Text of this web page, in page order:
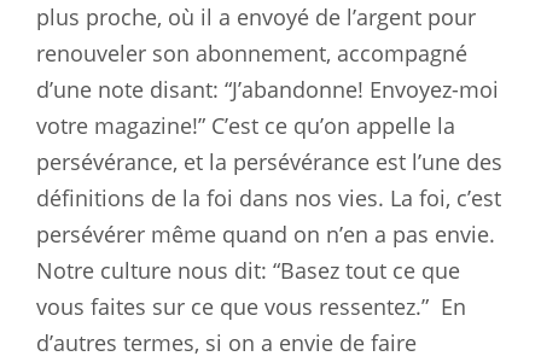
plus proche, où il a envoyé de l’argent pour
renouveler son abonnement, accompagné
d’une note disant: “J’abandonne! Envoyez-moi
votre magazine!” C’est ce qu’on appelle la
persévérance, et la persévérance est l’une des
définitions de la foi dans nos vies. La foi, c’est
persévérer même quand on n’en a pas envie.
Notre culture nous dit: “Basez tout ce que
vous faites sur ce que vous ressentez.” En
d’autres termes, si on a envie de faire